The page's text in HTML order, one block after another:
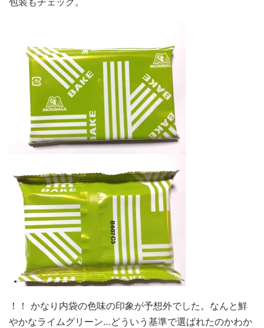
！！ かなり内袋の色味の印象が予想外でした。なんと鮮
やかなライムグリーン…どういう基準で選ばれたのかわか